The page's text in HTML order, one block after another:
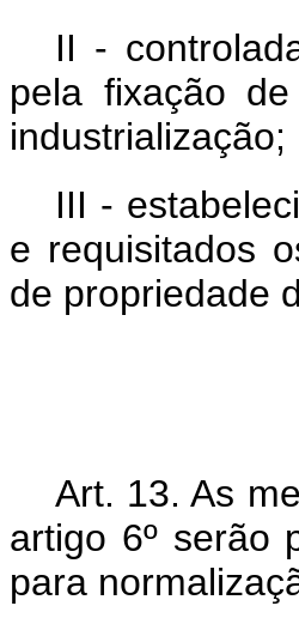
II -
pela fixação
industrialização;
III -
e requisitados
de propriedade
Art. 13. As
artigo 6º serão
para